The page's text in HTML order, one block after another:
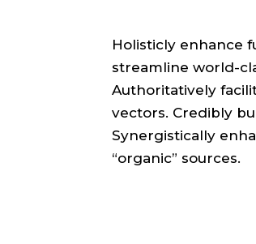
Holisticly enhance
streamline world-
Authoritatively
vectors. Credibly
Synergistically
“organic” sources.